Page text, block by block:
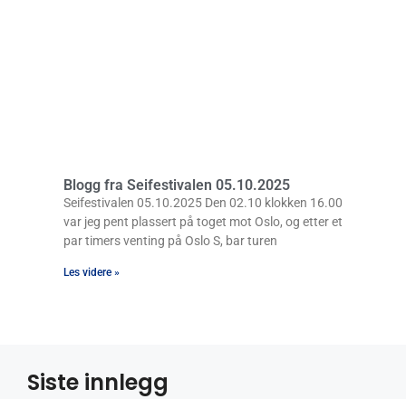
Blogg fra Seifestivalen 05.10.2025
Seifestivalen 05.10.2025 Den 02.10 klokken 16.00
var jeg pent plassert på toget mot Oslo, og etter et
par timers venting på Oslo S, bar turen
Les videre »
Siste innlegg